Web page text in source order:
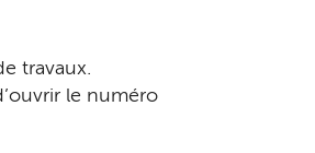
travaux.
le numéro